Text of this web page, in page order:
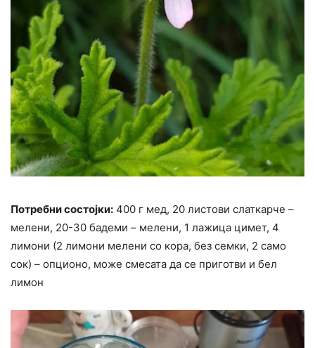
Потребни состојки: 400 г мед, 20 листови слаткарче –
мелени, 20-30 бадеми – мелени, 1 лажица цимет, 4
лимони (2 лимони мелени со кора, без семки, 2 само
сок) – опционо, може смесата да се приготви и бел
лимон